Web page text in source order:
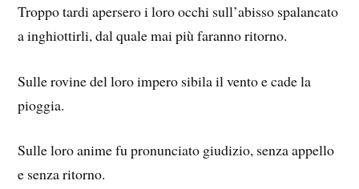
Troppo tardi apersero i loro occhi sull’abisso spalancato
a inghiottirli, dal quale mai più faranno ritorno.
Sulle rovine del loro impero sibila il vento e cade la
pioggia.
Sulle loro anime fu pronunciato giudizio, senza appello
e senza ritorno.